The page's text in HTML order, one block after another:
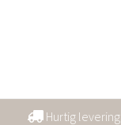
Hurtig levering